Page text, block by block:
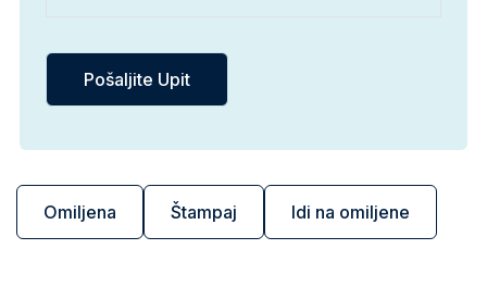
Omiljena Štampaj Idi na omiljene